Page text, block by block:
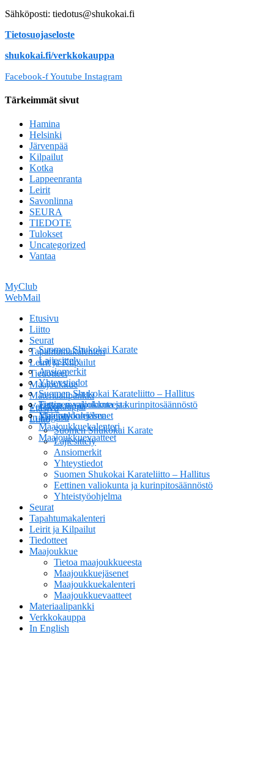
Sähköposti: tiedotus@shukokai.fi
Tietosuojaseloste
shukokai.fi/verkkokauppa
Facebook-fYoutube Instagram
Tärkeimmät sivut
Hamina
Helsinki
Järvenpää
Kilpailut
Kotka
Lappeenranta
Leirit
Savonlinna
SEURA
TIEDOTE
Tulokset
Uncategorized
Vantaa
MyClub
WebMail
Etusivu
Liitto
Suomen Shukokai Karate
Lajiesittely
Ansiomerkit
Yhteystiedot
Suomen Shukokai Karateliitto – Hallitus
Eettinen valiokunta ja kurinpitosäännöstö
Yhteistyöohjelma
Seurat
Tapahtumakalenteri
Leirit ja Kilpailut
Tiedotteet
Maajoukkue
Tietoa maajoukkueesta
Maajoukkuejäsenet
Maajoukkuekalenteri
Maajoukkuevaatteet
Materiaalipankki
Verkkokauppa
In English
Etusivu
Liitto
Suomen Shukokai Karate
Lajiesittely
Ansiomerkit
Yhteystiedot
Suomen Shukokai Karateliitto – Hallitus
Eettinen valiokunta ja kurinpitosäännöstö
Yhteistyöohjelma
Seurat
Tapahtumakalenteri
Leirit ja Kilpailut
Tiedotteet
Maajoukkue
Tietoa maajoukkueesta
Maajoukkuejäsenet
Maajoukkuekalenteri
Maajoukkuevaatteet
Materiaalipankki
Verkkokauppa
In English